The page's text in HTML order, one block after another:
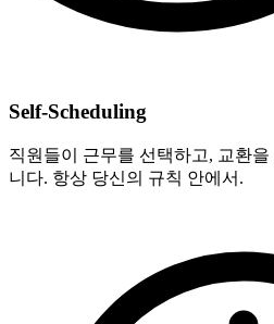
Self-Scheduling
직원들이 근무를 선택하고, 교환
니다. 항상 당신의 규칙 안에서.